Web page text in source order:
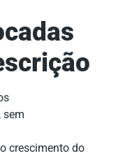
sem
crescimento do